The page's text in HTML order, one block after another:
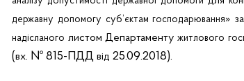
державну допомогу суб’єктам господарювання»
надісланого листом Департаменту житлового
(вх. № 815-ПДД від 25.09.2018).